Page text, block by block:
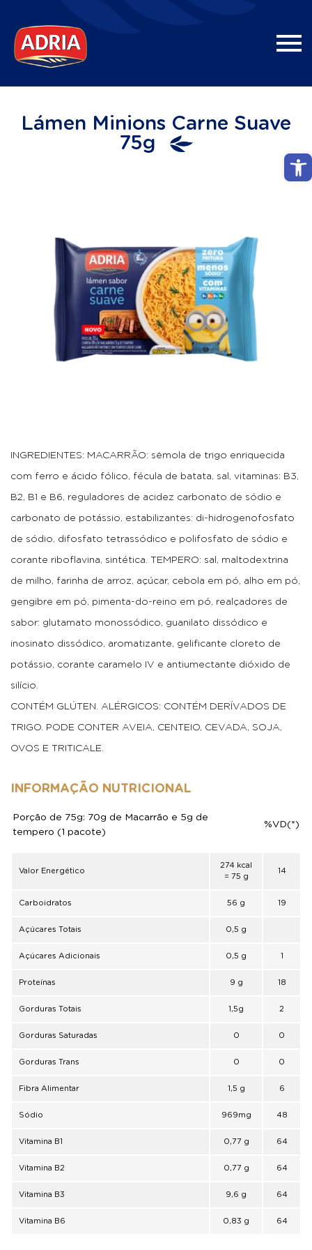
Lámen Minions Carne Suave
75g
INGREDIENTES: MACARRÃO: sêmola de trigo enriquecida
com ferro e ácido fólico, fécula de batata, sal, vitaminas: B3,
B2, B1 e B6, reguladores de acidez carbonato de sódio e
carbonato de potássio, estabilizantes: di-hidrogenofosfato
de sódio, difosfato tetrassódico e polifosfato de sódio e
corante riboflavina, sintética. TEMPERO: sal, maltodextrina
de milho, farinha de arroz, açúcar, cebola em pó, alho em pó,
gengibre em pó, pimenta-do-reino em pó, realçadores de
sabor: glutamato monossódico, guanilato dissódico e
inosinato dissódico, aromatizante, gelificante cloreto de
potássio, corante caramelo IV e antiumectante dióxido de
silício.
CONTÉM GLÚTEN. ALÉRGICOS: CONTÉM DERÍVADOS DE
TRIGO. PODE CONTER AVEIA, CENTEIO, CEVADA, SOJA,
OVOS E TRITICALE.
INFORMAÇÃO NUTRICIONAL
Porção de 75g: 70g de Macarrão e 5g de
tempero (1 pacote)
%VD(*)
Valor Energético
274 kcal
= 75 g
14
Carboidratos 56 g 19
Açúcares Totais 0,5 g
Açúcares Adicionais 0,5 g 1
Proteínas 9 g 18
Gorduras Totais 1,5g 2
Gorduras Saturadas 0 0
Gorduras Trans 0 0
Fibra Alimentar 1,5 g 6
Sódio 969mg 48
Vitamina B1 0,77 g 64
Vitamina B2 0,77 g 64
Vitamina B3 9,6 g 64
Vitamina B6 0,83 g 64